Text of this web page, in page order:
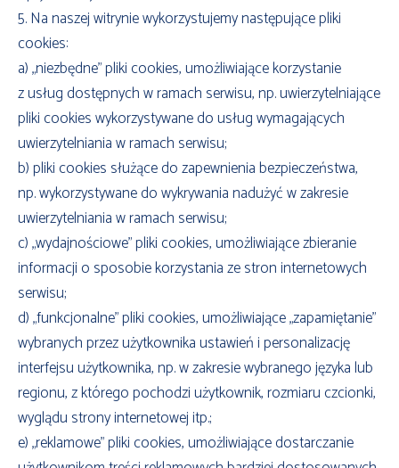
5. Na naszej witrynie wykorzystujemy następujące pliki
cookies:
a) „niezbędne” pliki cookies, umożliwiające korzystanie
z usług dostępnych w ramach serwisu, np. uwierzytelniające
pliki cookies wykorzystywane do usług wymagających
uwierzytelniania w ramach serwisu;
b) pliki cookies służące do zapewnienia bezpieczeństwa,
np. wykorzystywane do wykrywania nadużyć w zakresie
uwierzytelniania w ramach serwisu;
c) „wydajnościowe” pliki cookies, umożliwiające zbieranie
informacji o sposobie korzystania ze stron internetowych
serwisu;
d) „funkcjonalne” pliki cookies, umożliwiające „zapamiętanie”
wybranych przez użytkownika ustawień i personalizację
interfejsu użytkownika, np. w zakresie wybranego języka lub
regionu, z którego pochodzi użytkownik, rozmiaru czcionki,
wyglądu strony internetowej itp.;
e) „reklamowe” pliki cookies, umożliwiające dostarczanie